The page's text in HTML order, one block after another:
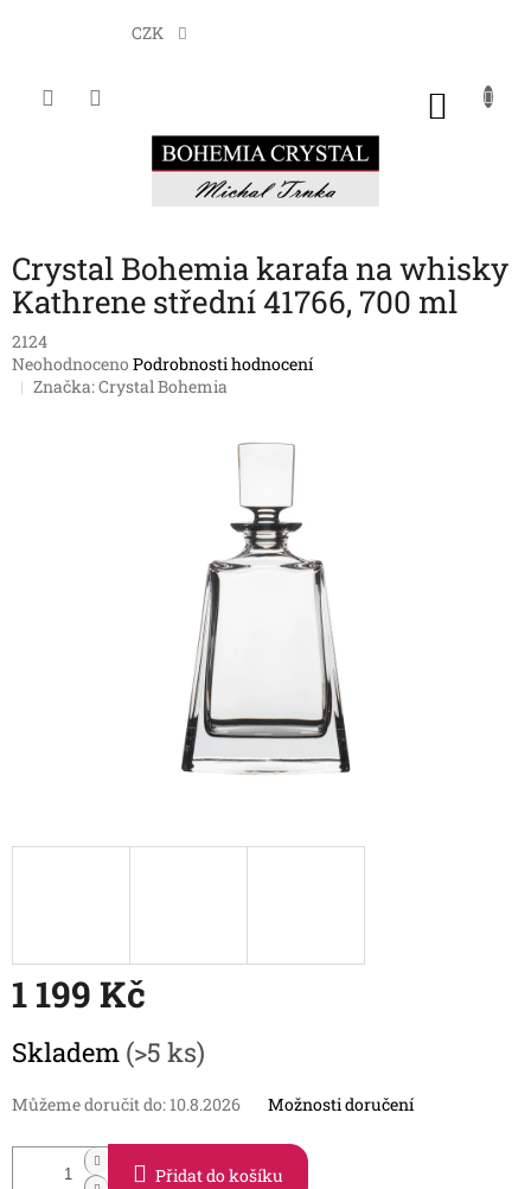
CZK
Crystal Bohemia karafa na whisky
Kathrene střední 41766, 700 ml
2124
Průměrné
hodnocení
Neohodnoceno Podrobnosti hodnocení
Značka:Crystal Bohemia
1 199 Kč
cena:
Skladem (>5 ks)
Můžeme doručit do: 10.8.2026 Možnosti doručení
Přidat do košíku